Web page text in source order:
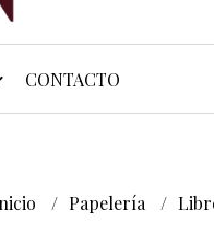
CONTACTO
Papelería